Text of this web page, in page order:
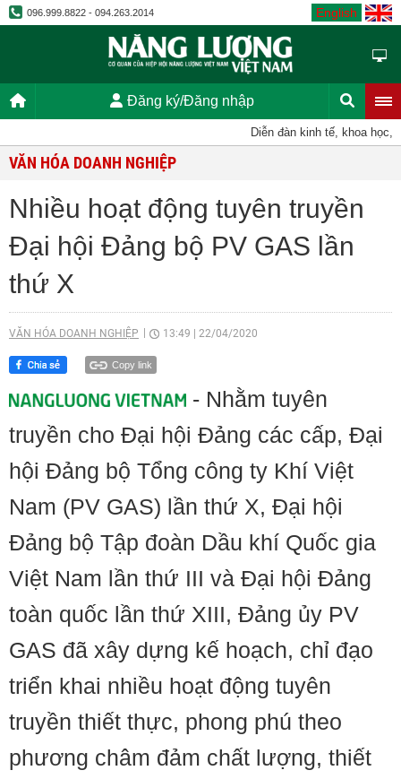
096.999.8822 - 094.263.2014 English
Đăng ký/Đăng nhập
Diễn đàn kinh tế, khoa học, kỹ
VĂN HÓA DOANH NGHIỆP
Nhiều hoạt động tuyên truyền
Đại hội Đảng bộ PV GAS lần
thứ X
VĂN HÓA DOANH NGHIỆP 13:49 22/04/2020
Copy link
- Nhằm tuyên
truyền cho Đại hội Đảng các cấp, Đại
hội Đảng bộ Tổng công ty Khí Việt
Nam (PV GAS) lần thứ X, Đại hội
Đảng bộ Tập đoàn Dầu khí Quốc gia
Việt Nam lần thứ III và Đại hội Đảng
toàn quốc lần thứ XIII, Đảng ủy PV
GAS đã xây dựng kế hoạch, chỉ đạo
triển khai nhiều hoạt động tuyên
truyền thiết thực, phong phú theo
phương châm đảm chất lượng, thiết